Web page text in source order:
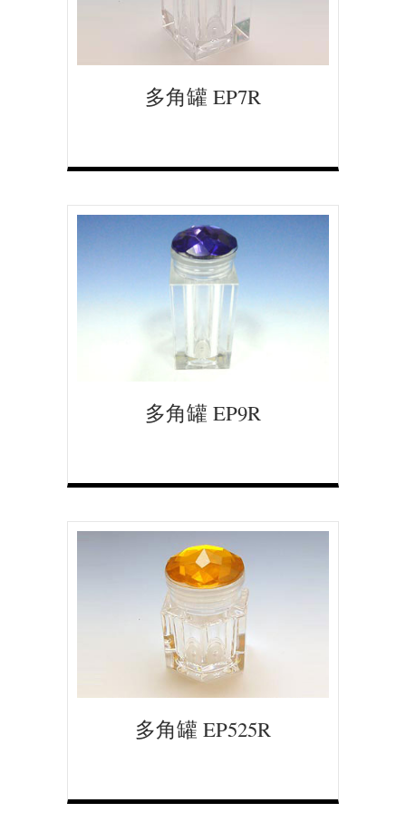
多角罐 EP7R
多角罐 EP9R
多角罐 EP525R